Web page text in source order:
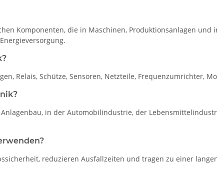
Komponenten, die in Maschinen, Produktionsanlagen
Relais, Schütze, Sensoren, Netzteile, Frequenzumrichter,
in der Automobilindustrie, der
reduzieren Ausfallzeiten und tragen zu einer